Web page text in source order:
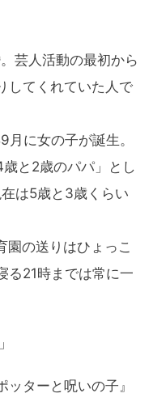
芸人活動の最初から
してくれていた人で
に女の子が誕生。
と2歳のパパ」とし
は5歳と3歳くらい
の送りはひょっこ
る21時までは常に一
ターと呪いの子』